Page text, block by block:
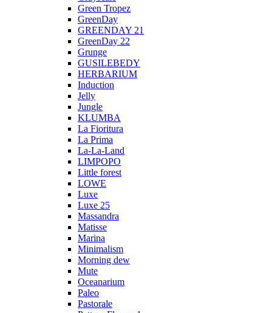
Green Tropez
GreenDay
GREENDAY 21
GreenDay 22
Grunge
GUSILEBEDY
HERBARIUM
Induction
Jelly
Jungle
KLUMBA
La Fioritura
La Prima
La-La-Land
LIMPOPO
Little forest
LOWE
Luxe
Luxe 25
Massandra
Matisse
Marina
Minimalism
Morning dew
Mute
Oceanarium
Paleo
Pastorale